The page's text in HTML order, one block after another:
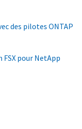
des pilotes ONTAP
pour NetApp